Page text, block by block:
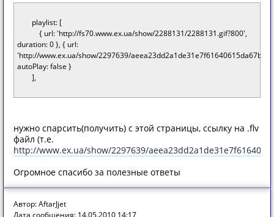
playlist: [
{ url: 'http://fs70.www.ex.ua/show/2288131/2288131.gif?800',
duration: 0 }, { url:
'http://www.ex.ua/show/2297639/
autoPlay: false }
],
нужно спарсить(получить) с этой страницы, ссылку на .flv
файл (т.е.
http://www.ex.ua/show/2297639/
Огромное спасибо за полезные ответы
Автор: AftarJjet
Дата сообщения: 14.05.2010 14:17